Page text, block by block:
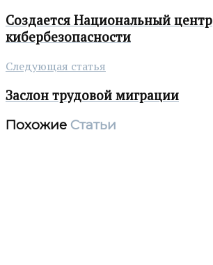
Создается Национальный центр
кибербезопасности
Следующая статья
Заслон трудовой миграции
Похожие Статьи